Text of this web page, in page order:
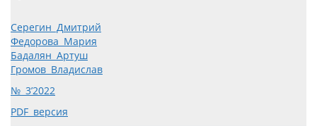
Серегин Дмитрий
Федорова Мария
Бадалян Артуш
Громов Владислав
№ 3’2022
PDF версия